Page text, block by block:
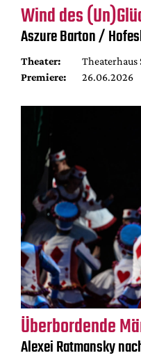
Wind des
Aszure Barton /
Theater:
Theaterhaus
Premiere:
26.06.2026
Überbordende
Alexei Ratmansky